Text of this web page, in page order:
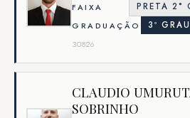
FAIXA
PRETA 2°
GRADUAÇÃO
3º GRAU
30826
CLAUDIO
SOBRINHO